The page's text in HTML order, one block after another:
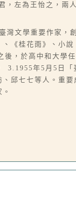
，左為王怡之，
文學重要作家，
、《桂花雨》、
，於高中和大學
3.1955年5月5日
邱七七等人。重